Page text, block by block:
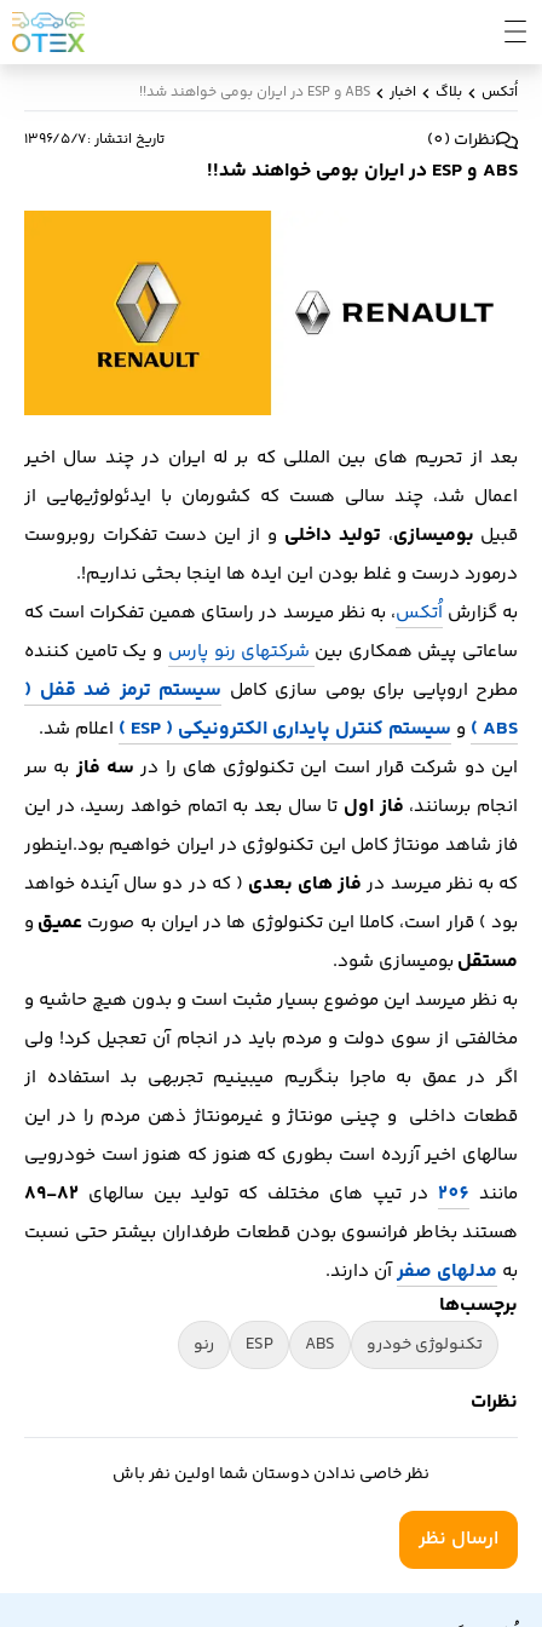
اُتکس بلاگ اخبار ABS و ESP در ایران بومی خواهند شد!!
نظرات (
0
) تاریخ انتشار:۱۳۹۶/۵/۷
ABS و ESP در ایران بومی خواهند شد!!
بعد از تحریم های بین المللی که بر له ایران در چند سال اخیر
اعمال شد، چند سالی هست که کشورمان با ایدئولوژی‎هایی از
قبیل بومی‎سازی ، تولید داخلی و از این دست تفکرات روبروست
درمورد درست و غلط بودن این ایده ها اینجا بحثی نداریم!.
به گزارش اُتکس، به نظر میرسد در راستای همین تفکرات است که
ساعاتی پیش همکاری بین شرکتهای رنو پارس و یک تامین کننده
مطرح اروپایی برای بومی سازی کامل سیستم ترمز ضد قفل (
ABS )
و سیستم کنترل پایداری الکترونیکی ( ESP )
اعلام شد.
این دو شرکت قرار است این تکنولوژی های را در سه فازبه سر
انجام برسانند، فاز اول تا سال بعد به اتمام خواهد رسید، در این
فاز شاهد مونتاژ کامل این تکنولوژی در ایران خواهیم بود.اینطور
که به نظر میرسد درفاز های بعدی ( که در دو سال آینده خواهد
بود ) قرار است، کاملا این تکنولوژی ها در ایران به صورت عمیق و
مستقل بومی‎سازی شود.
به نظر میرسد این موضوع بسیار مثبت است و بدون هیچ حاشیه و
مخالفتی از سوی دولت و مردم باید در انجام آن تعجیل کرد! ولی
اگر در عمق به ماجرا بنگریم میبینیم تجربه‎ی بد استفاده از
قطعات داخلی و چینی مونتاژ و غیرمونتاژ ذهن مردم را در این
سالهای اخیر آزرده است بطوری که هنوز که هنوز است خودرویی
مانند 206در تیپ های مختلف که تولید بین سالهای 82-89
هستند بخاطر فرانسوی بودن قطعات طرفداران بیشتر حتی نسبت
به مدلهای صفرآن دارند.
برچسب‌ها
تکنولوژی خودرو ABS
ESP رنو
نظرات
نظر خاصی ندادن دوستان شما اولین نفر باش
ارسال نظر